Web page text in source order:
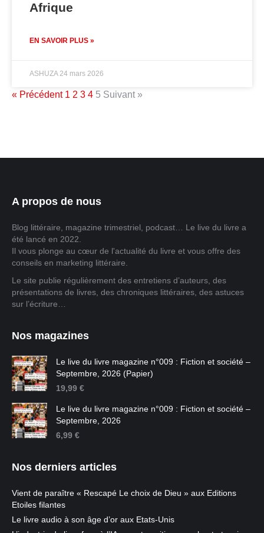
Afrique
EN SAVOIR PLUS »
ASHUZA24 mars 2026
« Précédent 1 2 3 4 5 Suivant »
A propos de nous
Blog littéraire, magazine trimestriel, podcast… Le live du livre a
été lancé en 2022.
Il vous plonge au cœur de l'actualité du livre et vous offre des
conseils en marketing littéraire.
Le site publie régulièrement des entretiens d’auteurs, des
présentations de livres, des chroniques littéraires, des astuces
sur l’écriture…
Nos magazines
Le live du livre magazine n°009 : Fiction et société –
Septembre, 2026 (Papier)
19,99 €
Le live du livre magazine n°009 : Fiction et société –
Septembre, 2026
6,99 €
Nos derniers articles
Vient de paraître « Rescapé Le choix de Dieu » aux Editions
Etoiles filantes
Le livre audio à son âge d’or aux Etats-Unis